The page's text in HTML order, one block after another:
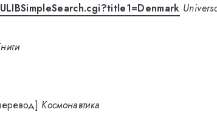
Космонавтика